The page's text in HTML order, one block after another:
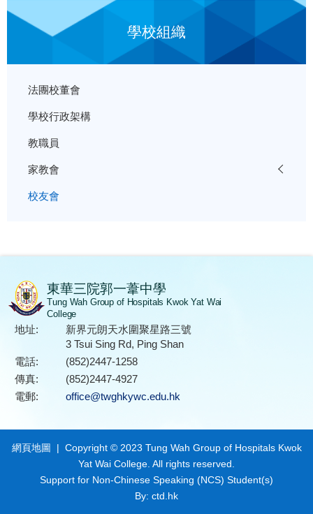
學校組織
法團校董會
學校行政架構
教職員
家教會
校友會
東華三院郭一葦中學
Tung Wah Group of Hospitals Kwok Yat Wai
College
地址:
新界元朗天水圍聚星路三號
3 Tsui Sing Rd, Ping Shan
電話:
(852)2447-1258
傳真:
(852)2447-4927
電郵:
office@twghkywc.edu.hk
網頁地圖 | Copyright © 2023 Tung Wah Group of Hospitals Kwok
Yat Wai College. All rights reserved.
Support for Non-Chinese Speaking (NCS) Student(s)
By: ctd.hk